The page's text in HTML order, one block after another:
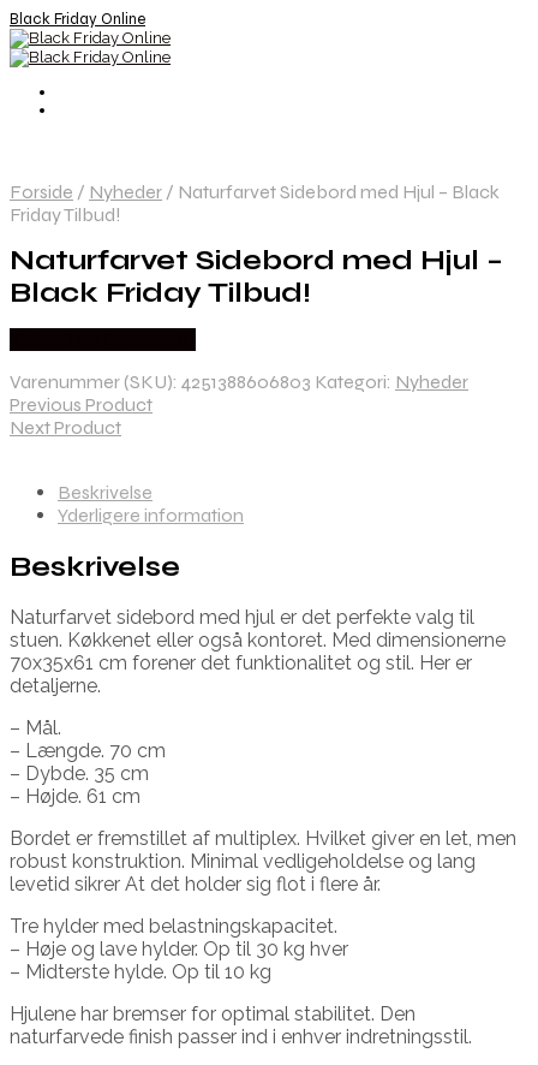
Black Friday Online
Forside / Nyheder / Naturfarvet Sidebord med Hjul – Black
Friday Tilbud!
Naturfarvet Sidebord med Hjul –
Black Friday Tilbud!
Varenummer (SKU): 4251388606803 Kategori: Nyheder
Previous Product
Next Product
Beskrivelse
Yderligere information
Beskrivelse
Naturfarvet sidebord med hjul er det perfekte valg til
stuen. Køkkenet eller også kontoret. Med dimensionerne
70x35x61 cm forener det funktionalitet og stil. Her er
detaljerne.
– Mål.
– Længde. 70 cm
– Dybde. 35 cm
– Højde. 61 cm
Bordet er fremstillet af multiplex. Hvilket giver en let, men
robust konstruktion. Minimal vedligeholdelse og lang
levetid sikrer At det holder sig flot i flere år.
Tre hylder med belastningskapacitet.
– Høje og lave hylder. Op til 30 kg hver
– Midterste hylde. Op til 10 kg
Hjulene har bremser for optimal stabilitet. Den
naturfarvede finish passer ind i enhver indretningsstil.